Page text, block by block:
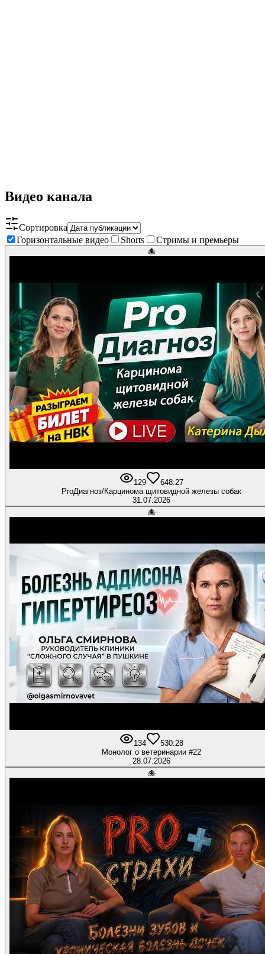
Видео канала
Сортировка
Горизонтальные видео
Shorts Стримы и премьеры
🐙
129 648:27
ProДиагноз/Карцинома щитовидной железы собак
31.07.2026
🐙
134 530:28
Монолог о ветеринарии #22
28.07.2026
🐙